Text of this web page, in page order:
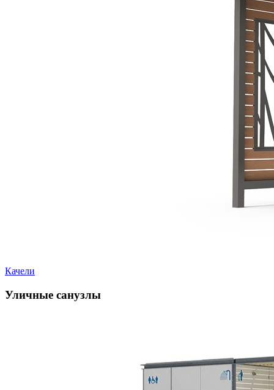
Качели
Уличные санузлы